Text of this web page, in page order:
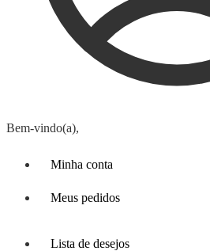
Bem-vindo(a),
Minha conta
Meus pedidos
Lista de desejos